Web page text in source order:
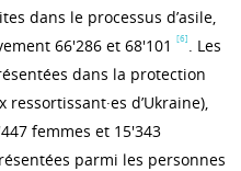
dans le processus d’asile,
66'286 et 68'101
[6] . Les
dans la protection
d’Ukraine),
femmes et 15'343
parmi les personnes